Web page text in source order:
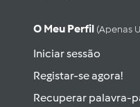
O Meu Perfil (apenas
Iniciar sessão
Registar-se agora!
Recuperar palavra-